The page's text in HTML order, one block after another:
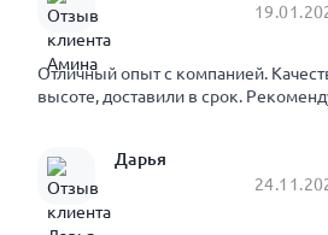
Отличный опыт с компанией.
высоте, доставили в срок.
Дарья